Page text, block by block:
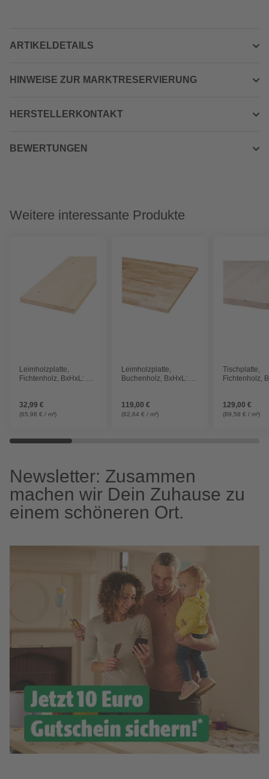
ARTIKELDETAILS
HINWEISE ZUR MARKTRESERVIERUNG
HERSTELLERKONTAKT
BEWERTUNGEN
Weitere interessante Produkte
Leimholzplatte,
Fichtenholz, BxHxL: 50
32,99 €
(65,98 € / m²)
Leimholzplatte,
Buchenholz, BxHxL: 80
119,00 €
(82,64 € / m²)
Tischplatte,
Fichtenholz,
129,00 €
(89,58 € / m²)
Newsletter: Zusammen
machen wir Dein Zuhause zu
einem schöneren Ort.